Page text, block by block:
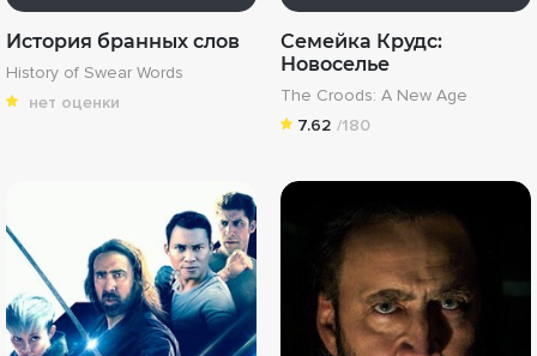
История бранных слов
History of Swear Words
нет оценки
Семейка Крудс:
Новоселье
The Croods: A New Age
7.62 /180